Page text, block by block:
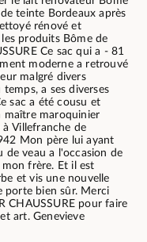
teinte Bordeaux après
rénové et
produits Bôme de
Ce sac qui a - 81
moderne a retrouvé
malgré divers
temps, a ses diverses
sac a été cousu et
maître maroquinier
Villefranche de
Mon père lui ayant
de veau a l'occasion de
mon frère. Et il est
et vis une nouvelle
porte bien sûr. Merci
CHAUSSURE pour faire
art. Genevieve